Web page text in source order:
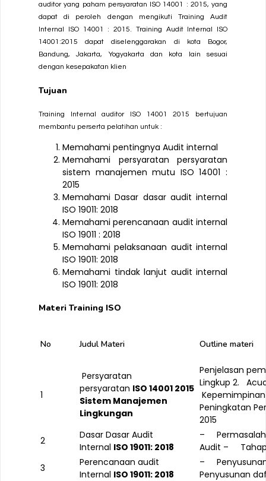
auditor yang paham persyaratan
ISO 14001 : 2015, yang
dapat di peroleh dengan mengikuti Training Audit
Internal ISO 14001 : 2015. Training Audit Internal ISO
14001:2015 dapat diselenggarakan di kota Bogor,
Bandung, Jakarta, Yogyakarta dan kota lain sesuai
dengan kesepakatan klien
Tujuan
Training Internal auditor ISO 14001 2015 bertujuan
membantu perserta pelatihan untuk :
Memahami pentingnya Audit internal
Memahami persyaratan persyaratan
sistem manajemen mutu ISO 14001 :
2015
Memahami Dasar dasar audit internal
ISO 19011: 2018
Memahami perencanaan audit internal
ISO 19011 : 2018
Memahami pelaksanaan audit internal
ISO 19011: 2018
Memahami tindak lanjut audit internal
ISO 19011: 2018
Materi Training ISO
No Judul Materi Outline materi
1
Persyaratan
persyaratan ISO 14001 2015
Sistem Manajemen
Lingkungan
Penjelasan
Lingkup 2.
Kepemimpinan
Peningkatan
2015
2
Dasar Dasar Audit
Internal ISO 19011: 2018
–
Audit –
3
Perencanaan audit
Internal ISO 19011: 2018
–
Penyusunan